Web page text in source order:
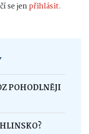
se jenpřihlásit.
POHODLNĚJI